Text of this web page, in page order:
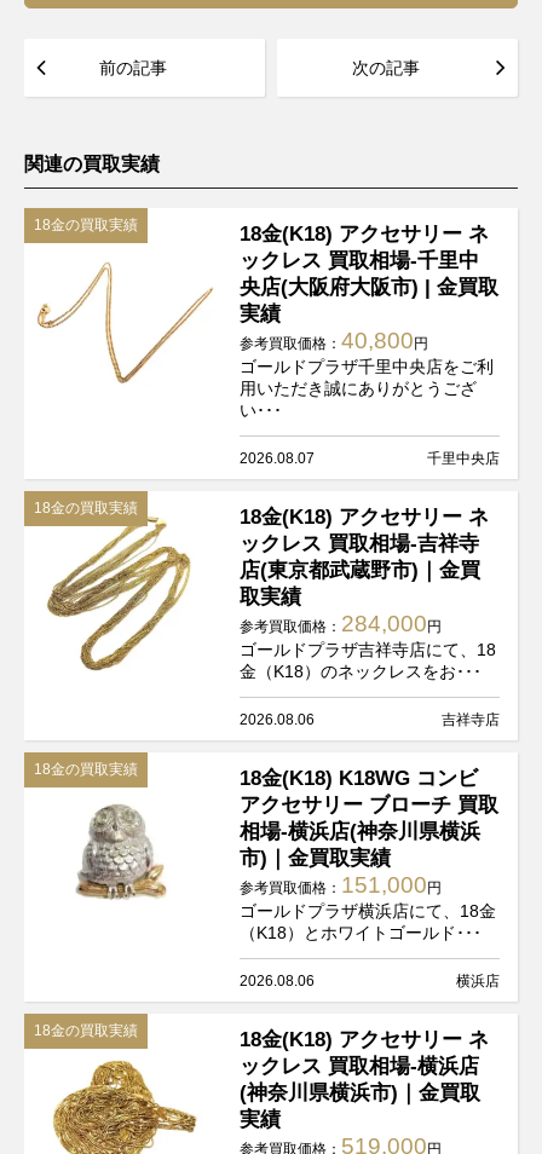
前の記事 次の記事
関連の買取実績
18金の買取実績
18金(K18) アクセサリー ネ
ックレス 買取相場-千里中
央店(大阪府大阪市) | 金買取
実績
参考買取価格：40,800 円
ゴールドプラザ千里中央店をご利
用いただき誠にありがとうござ
い･･･
2026.08.07 千里中央店
18金の買取実績
18金(K18) アクセサリー ネ
ックレス 買取相場-吉祥寺
店(東京都武蔵野市)｜金買
取実績
参考買取価格： 284,000 円
ゴールドプラザ吉祥寺店にて、18
金（K18）のネックレスをお･･･
2026.08.06 吉祥寺店
18金の買取実績
18金(K18) K18WG コンビ
アクセサリー ブローチ 買取
相場-横浜店(神奈川県横浜
市)｜金買取実績
参考買取価格： 151,000 円
ゴールドプラザ横浜店にて、18金
（K18）とホワイトゴールド･･･
2026.08.06 横浜店
18金の買取実績
18金(K18) アクセサリー ネ
ックレス 買取相場-横浜店
(神奈川県横浜市)｜金買取
実績
参考買取価格： 519,000 円